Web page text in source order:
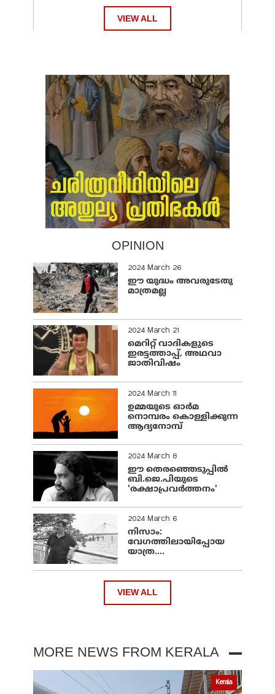
VIEW ALL
OPINION
2024 March 26
ഈ യുദ്ധം അവരുടേതു
മാത്രമല്ല
2024 March 21
മെറിറ്റ് വാദികളുടെ
ഇരട്ടത്താപ്പ്, അഥവാ
ജാതിവിഷം
2024 March 11
ഉമ്മയുടെ ഓർമ
നൊമ്പരം കൊള്ളിക്കുന്ന
ആദ്യനോമ്പ്
2024 March 8
ഈ തെരഞ്ഞെടുപ്പില്‍
ബി.ജെ.പിയുടെ
'രക്ഷാപ്രവര്‍ത്തനം'
2024 March 6
നിസാം:
വേഗത്തിലായിപ്പോയ
യാത്ര....
VIEW ALL
MORE NEWS FROM KERALA
Kerala